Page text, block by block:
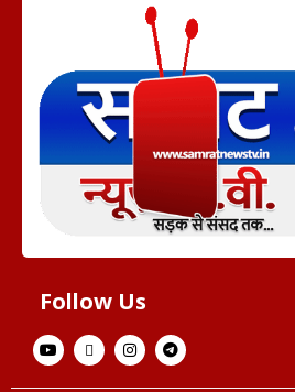
Follow Us